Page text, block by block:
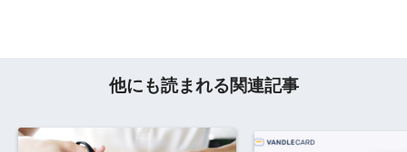
他にも読まれる関連記事